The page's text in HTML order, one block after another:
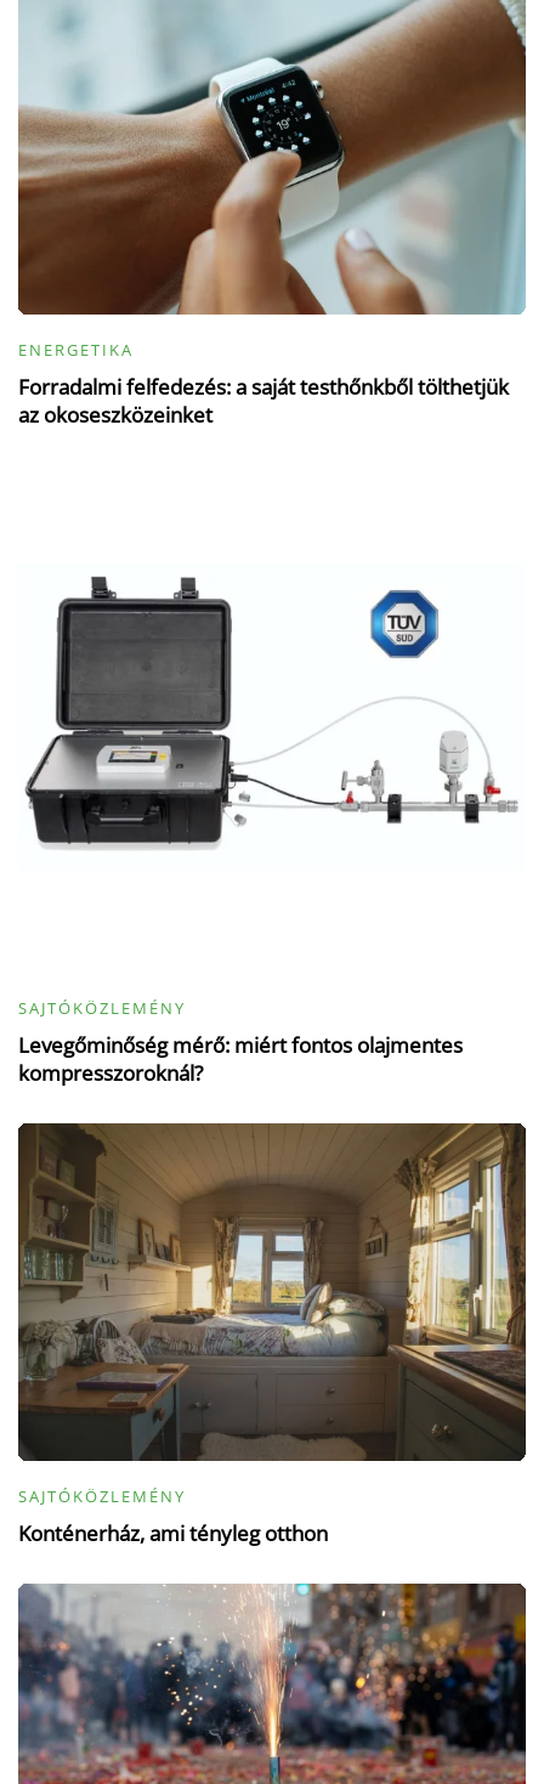
ENERGETIKA
Forradalmi felfedezés: a saját testhőnkből tölthetjük
az okoseszközeinket
SAJTÓKÖZLEMÉNY
Levegőminőség mérő: miért fontos olajmentes
kompresszoroknál?
SAJTÓKÖZLEMÉNY
Konténerház, ami tényleg otthon